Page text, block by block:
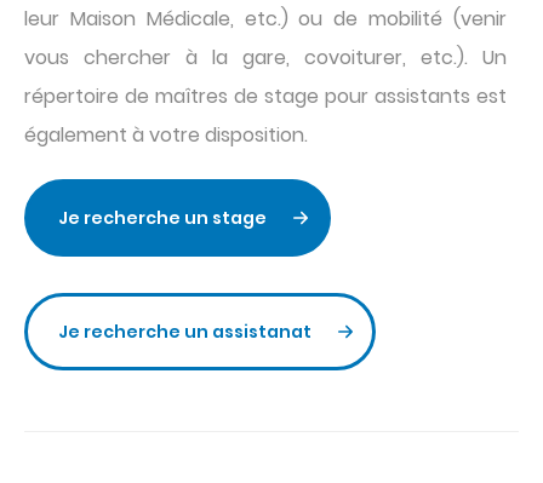
leur Maison Médicale, etc.) ou de mobilité (venir
vous chercher à la gare, covoiturer, etc.). Un
répertoire de maîtres de stage pour assistants est
également à votre disposition.
Je recherche un stage
Je recherche un assistanat